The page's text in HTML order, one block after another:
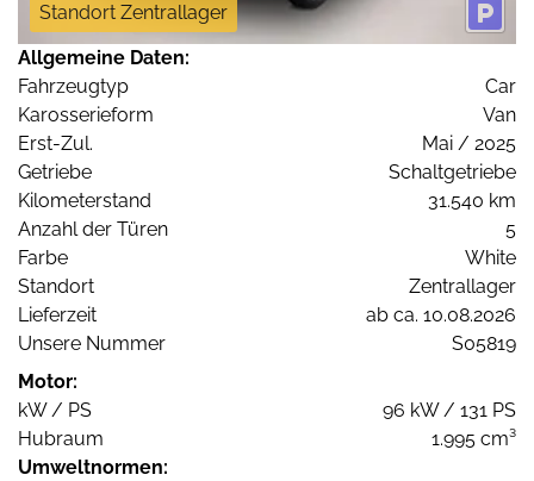
Standort Zentrallager
Allgemeine Daten:
Fahrzeugtyp
Car
Karosserieform
Van
Erst-Zul.
Mai / 2025
Getriebe
Schaltgetriebe
Kilometerstand
31.540 km
Anzahl der Türen
5
Farbe
White
Standort
Zentrallager
Lieferzeit
ab ca. 10.08.2026
Unsere Nummer
S05819
Motor:
kW / PS
96 kW / 131 PS
Hubraum
1.995 cm³
Umweltnormen: